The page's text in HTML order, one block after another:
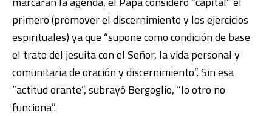
primero (promover el discernimiento y los ejercicios
espirituales) ya que “supone como condición de base
el trato del jesuita con el Señor, la vida personal y
comunitaria de oración y discernimiento”. Sin esa
“actitud orante”, subrayó Bergoglio, “lo otro no
funciona”.